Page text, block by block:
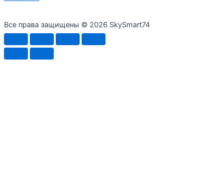
Все права защищены © 2026 SkySmart74